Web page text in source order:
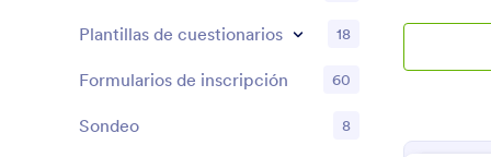
de carga
servicios
Plantillas de cuestionarios 18
Formularios de inscripción 60
Sondeo 8